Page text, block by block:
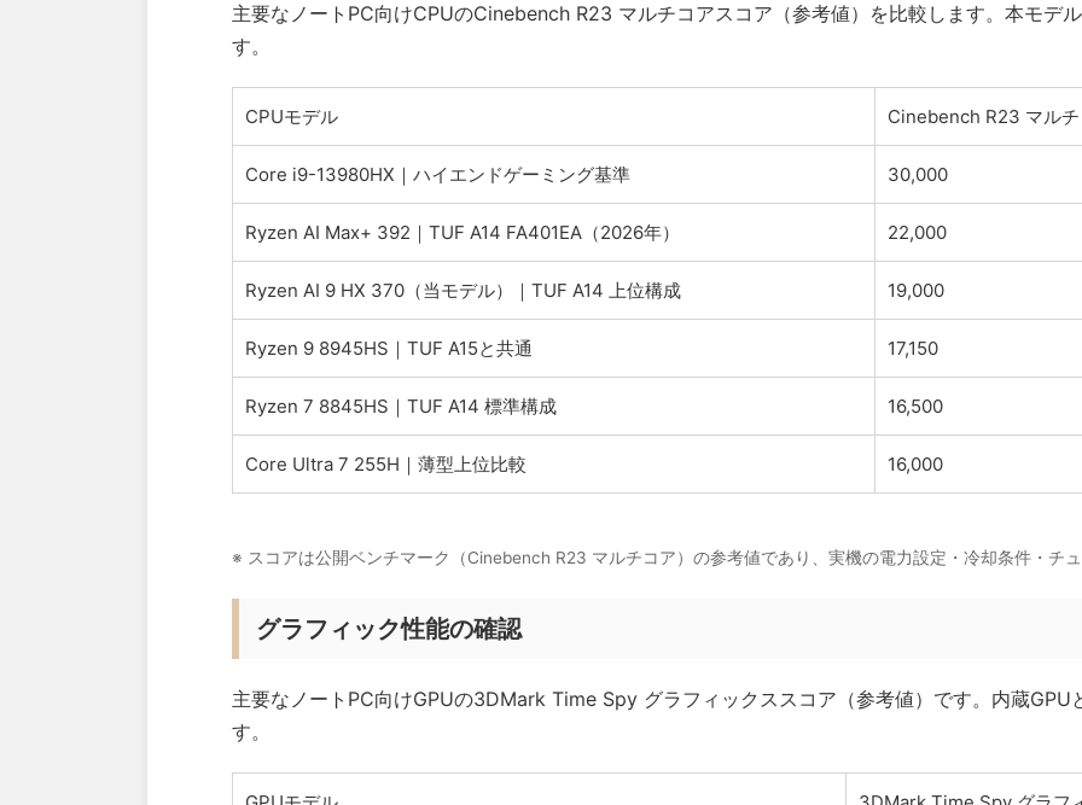
主要なノートPC向けCPUのCinebench R23 マルチコアスコア（参考値）を比較します。本モデ
す。
CPUモデル Cinebench R23 マルチ
Core i9-13980HX｜ハイエンドゲーミング基準 30,000
Ryzen AI Max+ 392｜TUF A14 FA401EA（2026年） 22,000
Ryzen AI 9 HX 370（当モデル）｜TUF A14 上位構成 19,000
Ryzen 9 8945HS｜TUF A15と共通 17,150
Ryzen 7 8845HS｜TUF A14 標準構成 16,500
Core Ultra 7 255H｜薄型上位比較 16,000
※ スコアは公開ベンチマーク（Cinebench R23 マルチコア）の参考値であり、実機の電力設定・冷却条件・チュ
グラフィック性能の確認
主要なノートPC向けGPUの3DMark Time Spy グラフィックススコア（参考値）です。内蔵GPU
す。